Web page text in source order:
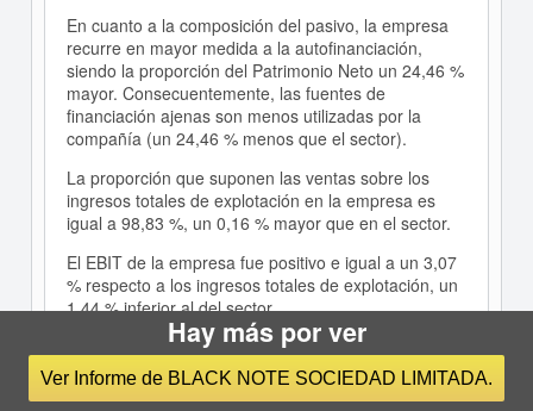
En cuanto a la composición del pasivo, la empresa
recurre en mayor medida a la autofinanciación,
siendo la proporción del Patrimonio Neto un 24,46 %
mayor. Consecuentemente, las fuentes de
financiación ajenas son menos utilizadas por la
compañía (un 24,46 % menos que el sector).
La proporción que suponen las ventas sobre los
ingresos totales de explotación en la empresa es
igual a 98,83 %, un 0,16 % mayor que en el sector.
El EBIT de la empresa fue positivo e igual a un 3,07
% respecto a los ingresos totales de explotación, un
1,44 % inferior al del sector.
La capacidad de la empresa para generar beneficios
de explotación es inferior a la del sector ya que su
ratio EBIT/Ventas es menor (0,03 frente a 0,05).
Hay más por ver
Ver Informe de BLACK NOTE SOCIEDAD LIMITADA.